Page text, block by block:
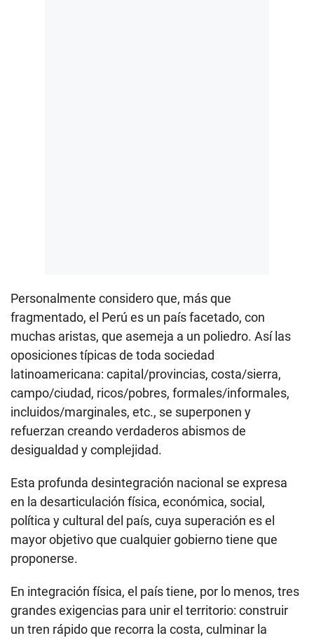
Personalmente considero que, más que
fragmentado, el Perú es un país facetado, con
muchas aristas, que asemeja a un poliedro. Así las
oposiciones típicas de toda sociedad
latinoamericana: capital/provincias, costa/sierra,
campo/ciudad, ricos/pobres, formales/informales,
incluidos/marginales, etc., se superponen y
refuerzan creando verdaderos abismos de
desigualdad y complejidad.
Esta profunda desintegración nacional se expresa
en la desarticulación física, económica, social,
política y cultural del país, cuya superación es el
mayor objetivo que cualquier gobierno tiene que
proponerse.
En integración física, el país tiene, por lo menos, tres
grandes exigencias para unir el territorio: construir
un tren rápido que recorra la costa, culminar la